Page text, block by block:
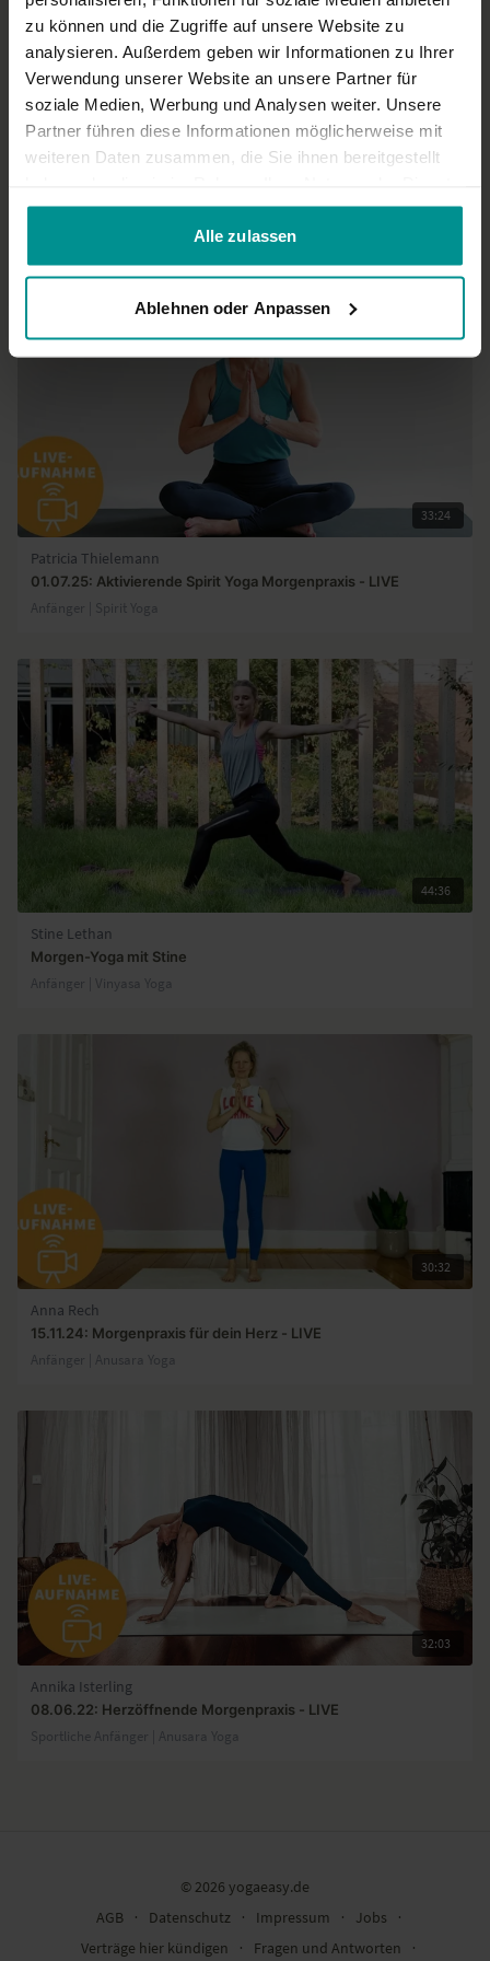
zu können und die Zugriffe auf unsere Website zu
analysieren. Außerdem geben wir Informationen zu Ihrer
Verwendung unserer Website an unsere Partner für
soziale Medien, Werbung und Analysen weiter. Unsere
Partner führen diese Informationen möglicherweise mit
weiteren Daten zusammen, die Sie ihnen bereitgestellt
gesammelt haben.
Alle zulassen
Ablehnen oder Anpassen
Nicole H. Juli 05, 2025
Mehr von Spirit Yoga, please🙏
Mehr laden
33:24
Patricia Thielemann
01.07.25: Aktivierende Spirit Yoga Morgenpraxis - LIVE
Anfänger | Spirit Yoga
44:36
Stine Lethan
Morgen-Yoga mit Stine
Anfänger | Vinyasa Yoga
30:32
Anna Rech
15.11.24: Morgenpraxis für dein Herz - LIVE
Anfänger | Anusara Yoga
32:03
Annika Isterling
08.06.22: Herzöffnende Morgenpraxis - LIVE
Sportliche Anfänger | Anusara Yoga
© 2026 yogaeasy.de
AGB
∙ Datenschutz ∙ Impressum ∙ Jobs
∙
Verträge hier kündigen
∙ Fragen und Antworten ∙